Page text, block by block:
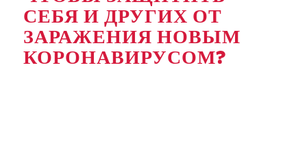
СЕБЯ И ДРУГИХ ОТ
ЗАРАЖЕНИЯ НОВЫМ
КОРОНАВИРУСОМ?